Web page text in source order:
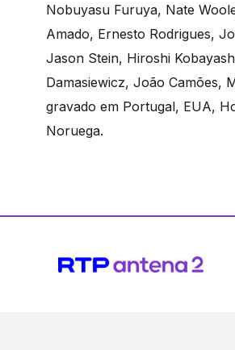
Nobuyasu Furuya, Nate
Amado, Ernesto Rodrigues,
Jason Stein, Hiroshi
Damasiewicz, João Camões,
gravado em Portugal, EUA,
Noruega.